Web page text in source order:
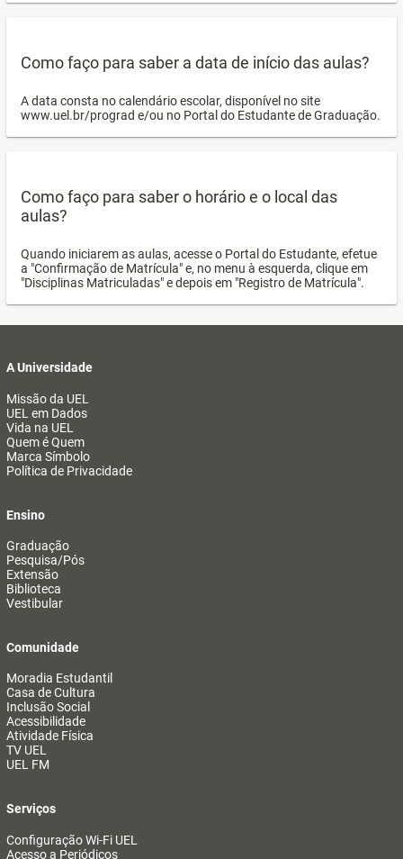
Como faço para saber a data de início das aulas?
A data consta no calendário escolar, disponível no site
www.uel.br/prograd e/ou no Portal do Estudante de Graduação.
Como faço para saber o horário e o local das
aulas?
Quando iniciarem as aulas, acesse o Portal do Estudante, efetue
a "Confirmação de Matrícula" e, no menu à esquerda, clique em
"Disciplinas Matriculadas" e depois em "Registro de Matrícula".
A Universidade
Missão da UEL
UEL em Dados
Vida na UEL
Quem é Quem
Marca Símbolo
Política de Privacidade
Ensino
Graduação
Pesquisa/Pós
Extensão
Biblioteca
Vestibular
Comunidade
Moradia Estudantil
Casa de Cultura
Inclusão Social
Acessibilidade
Atividade Física
TV UEL
UEL FM
Serviços
Configuração Wi-Fi UEL
Acesso a Periódicos